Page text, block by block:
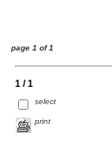
page 1 of 1
1 / 1
select
print